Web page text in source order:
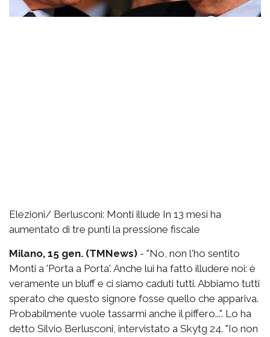
Elezioni/ Berlusconi: Monti illude In 13 mesi ha
aumentato di tre punti la pressione fiscale
Milano, 15 gen. (TMNews) - "No, non l'ho sentito
Monti a 'Porta a Porta'. Anche lui ha fatto illudere noi: è
veramente un bluff e ci siamo caduti tutti. Abbiamo tutti
sperato che questo signore fosse quello che appariva.
Probabilmente vuole tassarmi anche il piffero...". Lo ha
detto Silvio Berlusconi, intervistato a Skytg 24. "Io non